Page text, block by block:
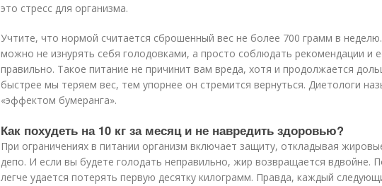
это стресс для организма.
Учтите, что нормой считается сброшенный вес не более 700 грамм в
можно не изнурять себя голодовками, а просто соблюдать рекомендации и
правильно. Такое питание не причинит вам вреда, хотя и продолжается
быстрее мы теряем вес, тем упорнее он стремится вернуться. Диетологи
«эффектом бумеранга».
Как похудеть на 10 кг за месяц и не навредить здоровью?
При ограничениях в питании организм включает защиту, откладывая
депо. И если вы будете голодать неправильно, жир возвращается вдвойне.
легче удается потерять первую десятку килограмм. Правда, каждый